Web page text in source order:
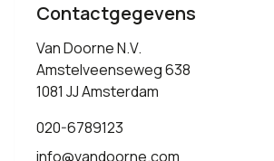
Contactgegevens
Van Doorne N.V.
Amstelveenseweg 638
1081 JJ Amsterdam
020-6789123
info@vandoorne.com